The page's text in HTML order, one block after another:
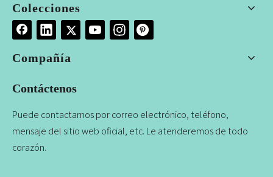
Colecciones
Compañía
Contáctenos
Puede contactarnos por correo electrónico, teléfono,
mensaje del sitio web oficial, etc. Le atenderemos de todo
corazón.